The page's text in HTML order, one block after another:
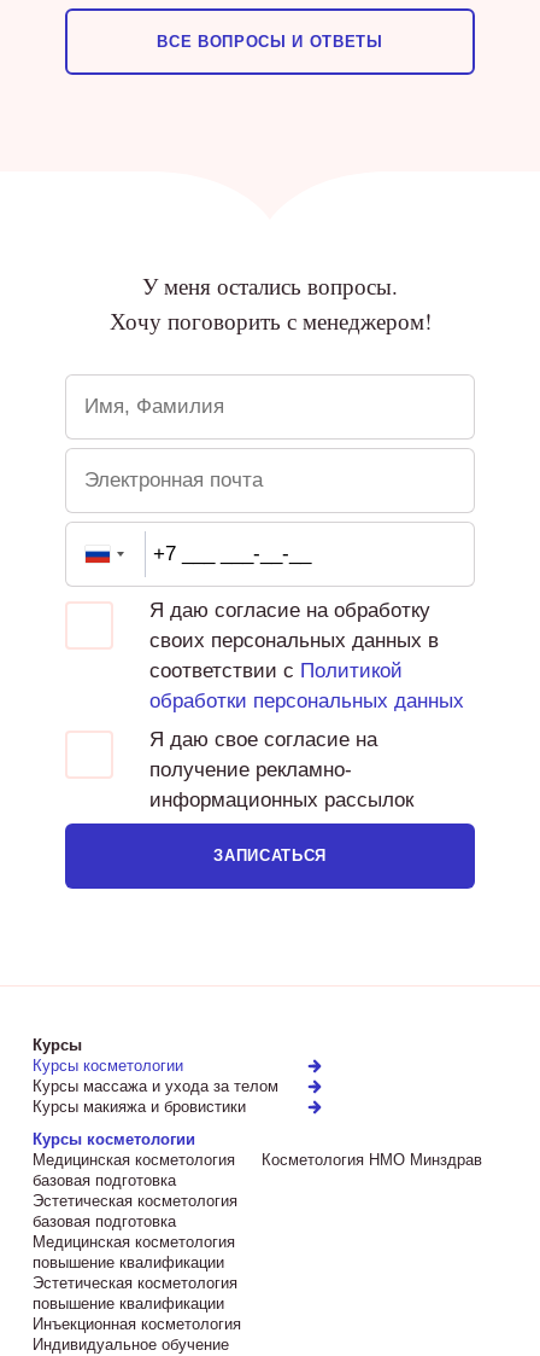
ВСЕ ВОПРОСЫ И ОТВЕТЫ
У меня остались вопросы.
Хочу поговорить с менеджером!
Я даю согласие на обработку
своих персональных данных в
соответствии с Политикой
обработки персональных данных
Я даю свое согласие на
получение рекламно-
информационных рассылок
ЗАПИСАТЬСЯ
Курсы
Курсы косметологии
Курсы массажа и ухода за телом
Курсы макияжа и бровистики
Курсы косметологии
Медицинская косметология
базовая подготовка
Эстетическая косметология
базовая подготовка
Медицинская косметология
повышение квалификации
Эстетическая косметология
повышение квалификации
Инъекционная косметология
Индивидуальное обучение
Косметология НМО Минздрав